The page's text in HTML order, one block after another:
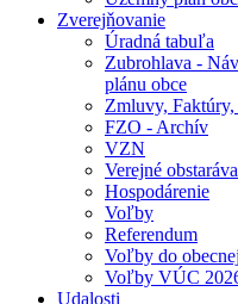
Zverejňovanie
Úradná tabuľa
Zubrohlava -
plánu obce
Zmluvy,
FZO - Archív
VZN
Verejné
Hospodárenie
Voľby
Referendum
Voľby do
Voľby VÚC
Udalosti